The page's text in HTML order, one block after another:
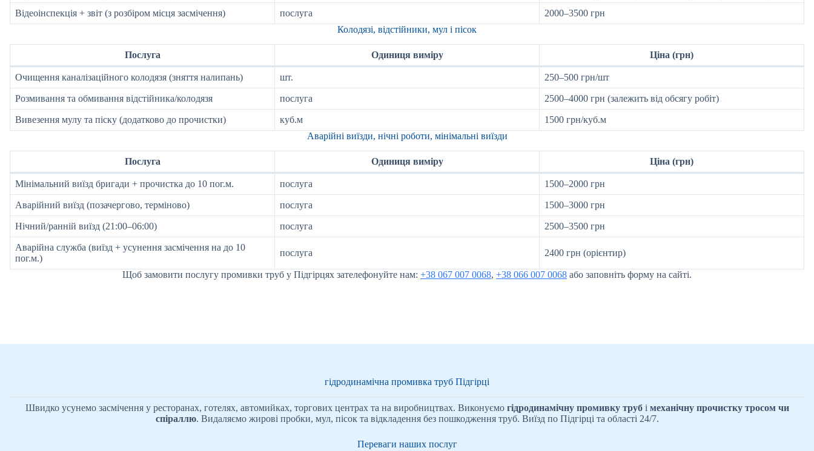
Відеоінспекція + звіт (з розбіром місця засмічення) послуга
2000–3500 грн
Колодязі, відстійники, мул і пісок
Послуга Одиниця виміру Ціна (грн)
Очищення каналізаційного колодязя (зняття налипань) шт. 250–500 грн/шт
Розмивання та обмивання відстійника/колодязя послуга 2500–4000 грн (залежить від обсягу робіт)
Вивезення мулу та піску (додатково до прочистки) куб.м
1500 грн/куб.м
Аварійні виїзди, нічні роботи, мінімальні виїзди
Послуга Одиниця виміру Ціна (грн)
Мінімальний виїзд бригади + прочистка до 10 пог.м. послуга 1500–2000 грн
Аварійний виїзд (позачергово, терміново) послуга 1500–3000 грн
Нічний/ранній виїзд (21:00–06:00) послуга 2500–3500 грн
Аварійна служба (виїзд + усунення засмічення на до 10
пог.м.)
послуга 2400 грн (орієнтир)
Щоб замовити послугу промивки труб у Підгірцях зателефонуйте нам: +38 067 007 0068, +38 066 007 0068 або заповніть форму на сайті.
гідродинамічна промивка труб Підгірці
Швидко усунемо засмічення у ресторанах, готелях, автомийках, торгових центрах та на виробництвах. Виконуємо гідродинамічну промивку трубі механічну прочистку тросом чи
спіраллю. Видаляємо жирові пробки, мул, пісок та відкладення без пошкодження труб. Виїзд по Підгірці та області 24/7.
Переваги наших послуг